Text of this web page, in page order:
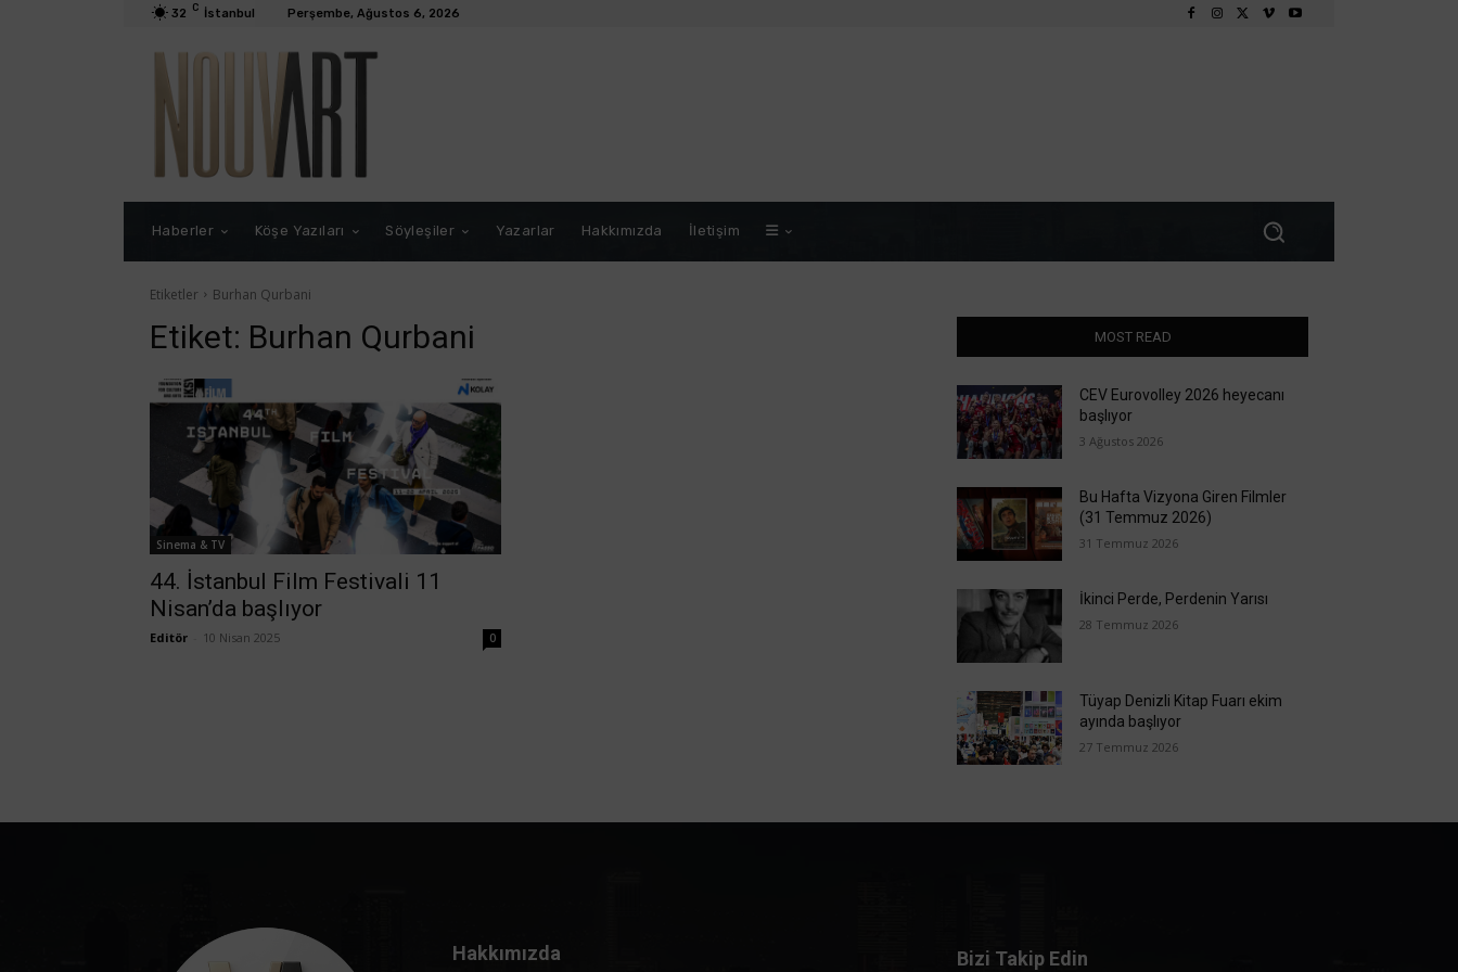
32 C İstanbul Perşembe, Ağustos 6, 2026
Haberler Köşe Yazıları Söyleşiler Yazarlar Hakkımızda İletişim
Etiketler Burhan Qurbani
Etiket: Burhan Qurbani
Sinema & TV
44. İstanbul Film Festivali 11
Nisan’da başlıyor
Editör 10 Nisan 2025 0
MOST READ
CEV Eurovolley 2026 heyecanı
başlıyor
3 Ağustos 2026
Bu Hafta Vizyona Giren Filmler
(31 Temmuz 2026)
31 Temmuz 2026
İkinci Perde, Perdenin Yarısı
28 Temmuz 2026
Tüyap Denizli Kitap Fuarı ekim
ayında başlıyor
27 Temmuz 2026
Hakkımızda Bizi Takip Edin